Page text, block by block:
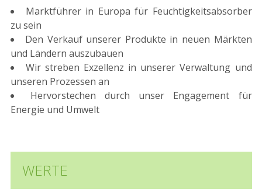
Marktführer in Europa für Feuchtigkeitsabsorber
zu sein
Den Verkauf unserer Produkte in neuen Märkten
und Ländern auszubauen
Wir streben Exzellenz in unserer Verwaltung und
unseren Prozessen an
Hervorstechen durch unser Engagement für
Energie und Umwelt
WERTE